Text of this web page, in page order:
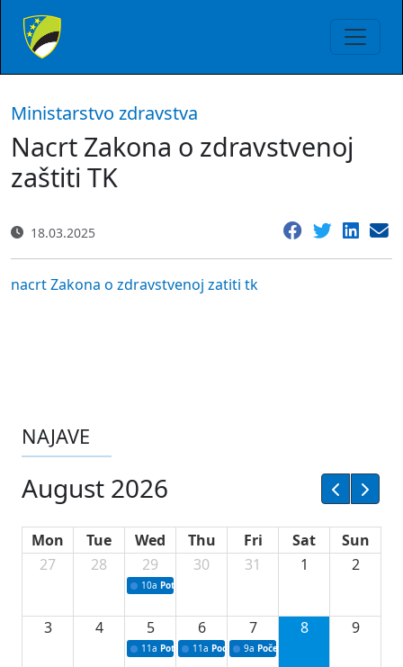
Ministarstvo zdravstva
Nacrt Zakona o zdravstvenoj
zaštiti TK
18.03.2025
nacrt Zakona o zdravstvenoj zatiti tk
NAJAVE
August 2026
Mon Tue Wed Thu Fri Sat
Sun
27
28 29
10a Potpisivanje ugovora sa neprofitnim
30 31 1 2
3 4 5
11a Potpisivanje ugovora o stipendijama za
6
11a Podrška razvoju vodne infrastrukture u
7
9a Početak izgradnje nove
8 9